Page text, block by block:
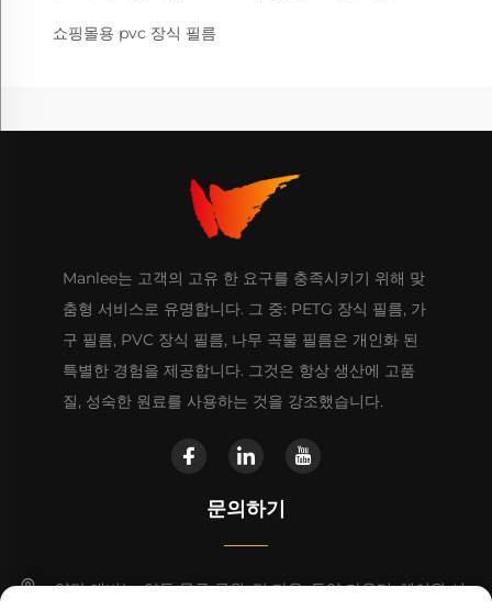
쇼핑몰용 pvc 장식 필름
Manlee는 고객의 고유 한 요구를 충족시키기 위해 맞
춤형 서비스로 유명합니다. 그 중: PETG 장식 필름, 가
구 필름, PVC 장식 필름, 나무 곡물 필름은 개인화 된
특별한 경험을 제공합니다. 그것은 항상 생산에 고품
질, 성숙한 원료를 사용하는 것을 강조했습니다.
문의하기
양탄 애비뉴, 양동 물류 공원, 탄 타운, 동양 카운티, 헤이완 시